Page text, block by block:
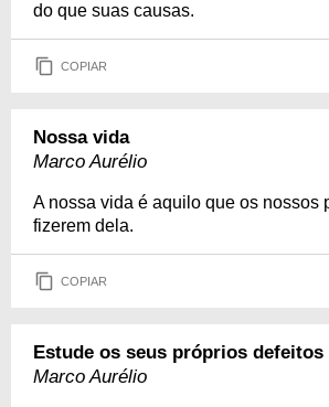
do que suas causas.
COPIAR
Nossa vida
Marco Aurélio
A nossa vida é aquilo que os nossos
fizerem dela.
COPIAR
Estude os seus próprios defeitos
Marco Aurélio